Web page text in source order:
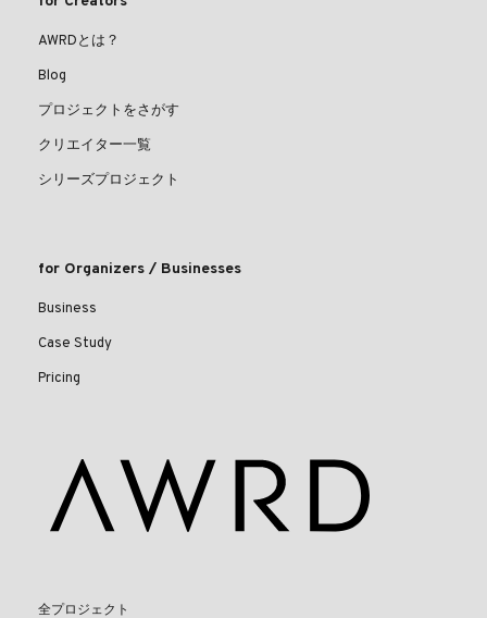
AWRDとは？
Blog
プロジェクトをさがす
クリエイター一覧
シリーズプロジェクト
for Organizers / Businesses
Business
Case Study
Pricing
全プロジェクト